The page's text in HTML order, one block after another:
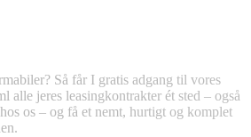
Så får I gratis adgang til vores
alle jeres leasingkontrakter ét sted – også
os – og få et nemt, hurtigt og komplet